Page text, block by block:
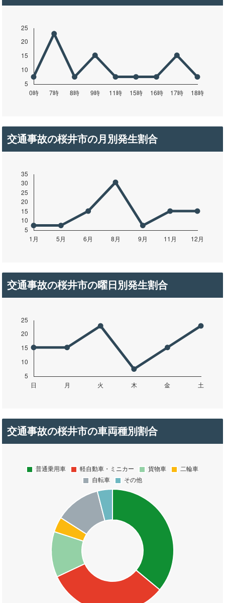
交通事故の桜井市の月別発生割合
交通事故の桜井市の曜日別発生割合
交通事故の桜井市の車両種別割合